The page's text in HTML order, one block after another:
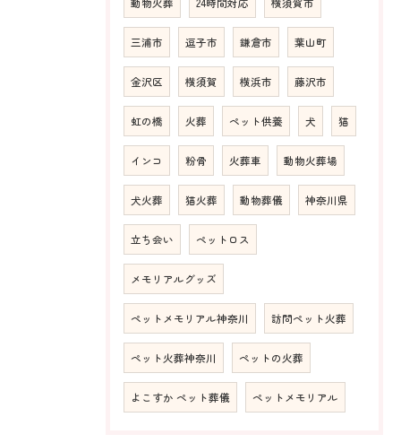
動物火葬 24時間対応 横須賀市
三浦市 逗子市 鎌倉市 葉山町
金沢区 横須賀 横浜市 藤沢市
虹の橋 火葬 ペット供養 犬 猫
インコ 粉骨 火葬車 動物火葬場
犬火葬 猫火葬 動物葬儀 神奈川県
立ち会い ペットロス
メモリアルグッズ
ペットメモリアル神奈川 訪問ペット火葬
ペット火葬神奈川 ペットの火葬
よこすか ペット葬儀 ペットメモリアル